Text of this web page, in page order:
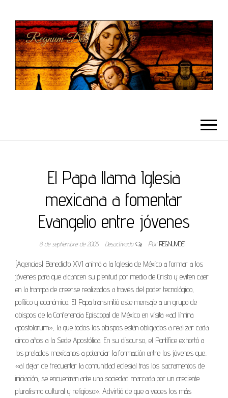
El Papa llama Iglesia
mexicana a fomentar
Evangelio entre jóvenes
8 de septiembre de 2005 Desactivado Por REGNUMDEI
(Agencias) Benedicto XVI animó a la Iglesia de México a formar a los
jóvenes para que alcancen su plenitud por medio de Cristo y eviten caer
en la trampa de creerse realizados a través del poder tecnológico,
político y económico. El Papa transmitió este mensaje a un grupo de
obispos de la Conferencia Episcopal de México en visita «ad límina
apostolorum», la que todos los obispos están obligados a realizar cada
cinco años a la Sede Apostólica. En su discurso, el Pontífice exhortó a
los prelados mexicanos a potenciar la formación entre los jóvenes que,
«al dejar de frecuentar la comunidad eclesial tras los sacramentos de
iniciación, se encuentran ante una sociedad marcada por un creciente
pluralismo cultural y religioso». Advirtió de que a veces los más